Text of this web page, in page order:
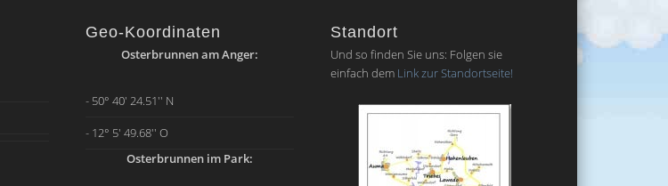
Geo-Koordinaten
Osterbrunnen am Anger:
- 50° 40' 24.51'' N
- 12° 5' 49.68'' O
Osterbrunnen im Park:
Standort
Und so finden Sie uns: Folgen sie
einfach dem Link zur Standortseite!